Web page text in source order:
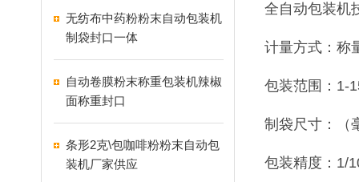
无纺布中药粉粉末自动包装机
制袋封口一体
自动卷膜粉末称重包装机辣椒
面称重封口
条形2克\包咖啡粉粉末自动包
装机厂家供应
全自动包装机
计量方式：称
包装范围：1-
制袋尺寸：（
包装精度：1/